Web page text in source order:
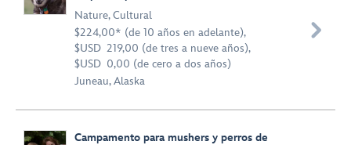
Nature,Cultural
$224,00* (de 10 años en adelante),
$USD 219,00 (de tres a nueve años),
$USD 0,00 (de cero a dos años)
Juneau, Alaska

Campamento para mushers y perros de